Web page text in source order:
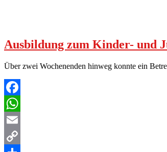
Ausbildung zum Kinder- und
Über zwei Wochenenden hinweg konnte ein
Facebook
WhatsApp
Email